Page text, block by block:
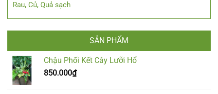
Rau, Củ, Quả sạch
SẢN PHẨM
Chậu Phối Kết Cây Lưỡi Hổ
850.000₫